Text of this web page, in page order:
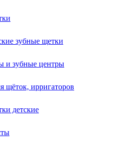
зубные щетки
и зубные центры
щёток, ирригаторов
детские